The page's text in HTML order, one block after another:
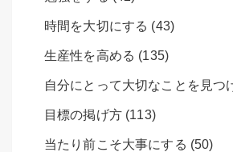
時間を大切にする (43)
生産性を高める (135)
自分にとって大切なことを見つ
目標の掲げ方 (113)
当たり前こそ大事にする (50)